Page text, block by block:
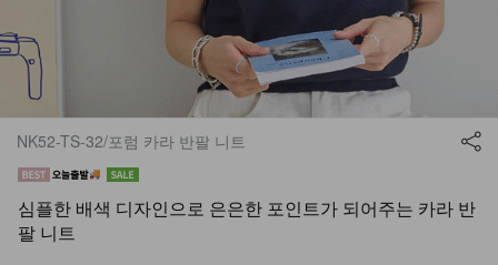
작 장마템 기획전 오늘출발
NK52-TS-32/포럼 카라 반팔 니트
심플한 배색 디자인으로 은은한 포인트가 되어주는 카라 반
팔 니트